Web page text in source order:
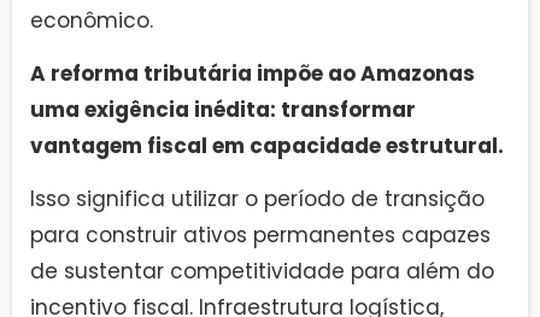
econômico.
A reforma tributária impõe ao Amazonas
uma exigência inédita: transformar
vantagem fiscal em capacidade estrutural.
Isso significa utilizar o período de transição
para construir ativos permanentes capazes
de sustentar competitividade para além do
incentivo fiscal. Infraestrutura logística,